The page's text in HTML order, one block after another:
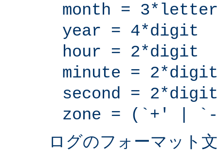
month = 3*letter
year = 4*digit
hour = 2*digit
minute = 2*digit
second = 2*digit
zone = (`+' |
ログのフォーマット